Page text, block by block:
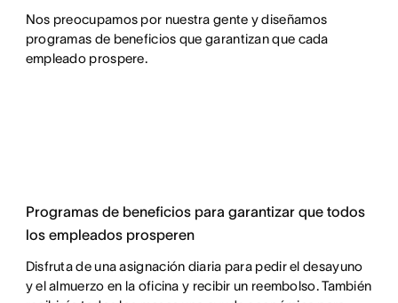
Nos preocupamos por nuestra gente y diseñamos
programas de beneficios que garantizan que cada
empleado prospere.
Programas de beneficios para garantizar que todos
los empleados prosperen
Disfruta de una asignación diaria para pedir el desayuno
y el almuerzo en la oficina y recibir un reembolso. También